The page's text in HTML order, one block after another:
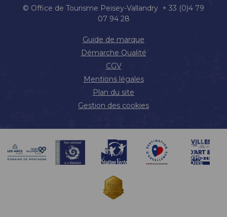
© Office de Tourisme Peisey-Vallandry + 33 (0)4 79
07 94 28
Guide de marque
Démarche Qualité
CGV
Mentions légales
Plan du site
Gestion des cookies